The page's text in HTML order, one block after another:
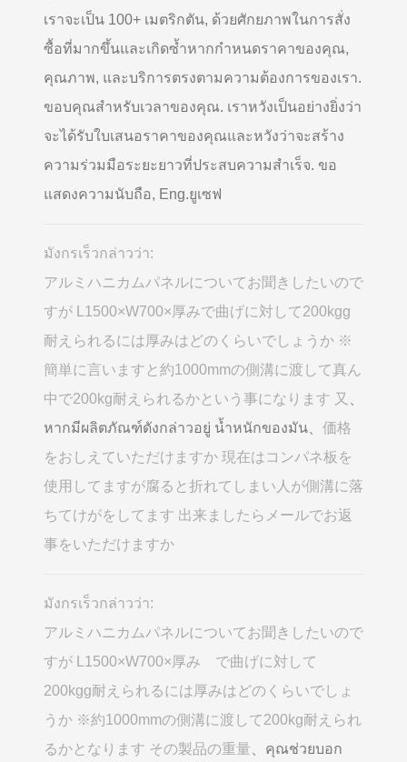
เราจะเป็น 100+ เมตริกตัน, ด้วยศักยภาพในการสั่ง
ซื้อที่มากขึ้นและเกิดซ้ำหากกำหนดราคาของคุณ,
คุณภาพ, และบริการตรงตามความต้องการของเรา.
ขอบคุณสำหรับเวลาของคุณ. เราหวังเป็นอย่างยิ่งว่า
จะได้รับใบเสนอราคาของคุณและหวังว่าจะสร้าง
ความร่วมมือระยะยาวที่ประสบความสำเร็จ. ขอ
แสดงความนับถือ, Eng.ยูเซฟ
มังกรเร็วกล่าวว่า:
アルミハニカムパネルについてお聞きしたいので
すが L1500×W700×厚みで曲げに対して200kgg
耐えられるには厚みはどのくらいでしょうか ※
簡単に言いますと約1000mmの側溝に渡して真ん
中で200kg耐えられるかという事になります 又
หากมีผลิตภัณฑ์ดังกล่าวอยู่ น้ำหนักของมัน、 価格
をおしえていただけますか 現在はコンパネ板を
使用してますが腐ると折れてしまい人が側溝に落
ちてけがをしてます 出来ましたらメールでお返
事をいただけますか
มังกรเร็วกล่าวว่า:
アルミハニカムパネルについてお聞きしたいので
すが L1500×W700×厚み で曲げに対して
200kgg耐えられるには厚みはどのくらいでしょ
うか ※約1000mmの側溝に渡して200kg耐えられ
るかとなります その製品の重量 、คุณช่วยบอก